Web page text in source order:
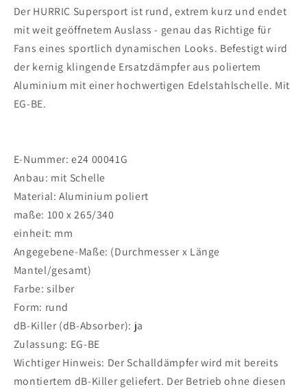
Kawasaki
Z125
2019-
2026
Kawasaki
Z125
2019-
2026
Der HURRIC Supersport ist rund, extrem kurz und endet
mit weit geöffnetem Auslass - genau das Richtige für
Fans eines sportlich dynamischen Looks. Befestigt wird
der kernig klingende Ersatzdämpfer aus poliertem
Aluminium mit einer hochwertigen Edelstahlschelle. Mit
EG-BE.
E-Nummer: e24 00041G
Anbau: mit Schelle
Material: Aluminium poliert
maße: 100 x 265/340
einheit: mm
Angegebene-Maße: (Durchmesser x Länge
Mantel/gesamt)
Farbe: silber
Form: rund
dB-Killer (dB-Absorber): ja
Zulassung: EG-BE
Wichtiger Hinweis: Der Schalldämpfer wird mit bereits
montiertem dB-Killer geliefert. Der Betrieb ohne diesen